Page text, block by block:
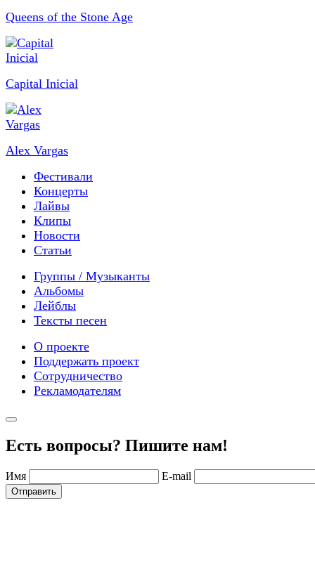
Queens of the Stone Age
Capital Inicial
Alex Vargas
Фестивали
Концерты
Лайвы
Клипы
Новости
Статьи
Группы / Музыканты
Альбомы
Лейблы
Тексты песен
О проекте
Поддержать проект
Сотрудничество
Рекламодателям
Есть вопросы? Пишите нам!
Имя E-mail